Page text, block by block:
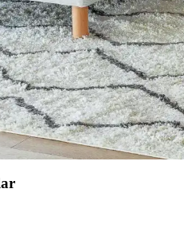
uyum sağladığında
ve Estetik Tasarım
ton sür ton desenler ve
Yerleşimi ve
ve dekorasyonunda